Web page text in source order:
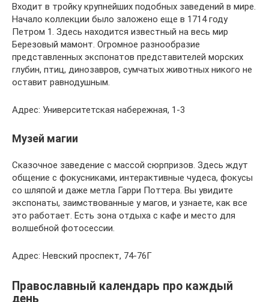
Входит в тройку крупнейших подобных заведений в мире.
Начало коллекции было заложено еще в 1714 году
Петром 1. Здесь находится известный на весь мир
Березовый мамонт. Огромное разнообразие
представленных экспонатов представителей морских
глубин, птиц, динозавров, сумчатых животных никого не
оставит равнодушным.
Адрес: Университетская набережная, 1-3
Музей магии
Сказочное заведение с массой сюрпризов. Здесь ждут
общение с фокусниками, интерактивные чудеса, фокусы
со шляпой и даже метла Гарри Поттера. Вы увидите
экспонаты, заимствованные у магов, и узнаете, как все
это работает. Есть зона отдыха с кафе и место для
волшебной фотосессии.
Адрес: Невский проспект, 74-76Г
Православный календарь про каждый
день